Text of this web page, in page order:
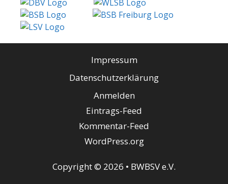
Impressum
Datenschutzerklärung
Anmelden
Eintrags-Feed
Kommentar-Feed
WordPress.org
Copyright © 2026 • BWBSV e.V.